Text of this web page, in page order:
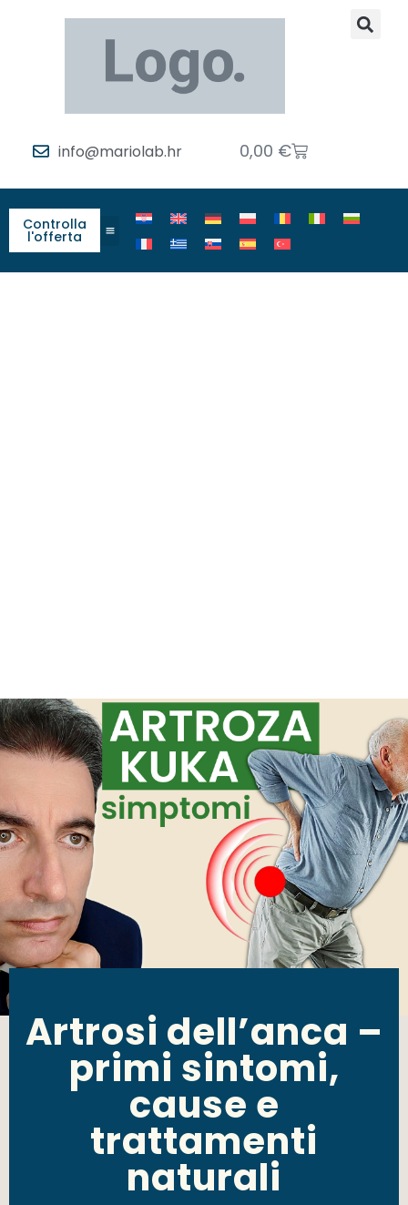
info@mariolab.hr 0,00 €
Controlla
l'offerta
Artrosi dell’anca –
primi sintomi,
cause e
trattamenti
naturali